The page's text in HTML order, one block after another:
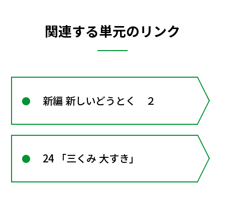
関連する単元のリンク
新編 新しいどうとく ２
24 「三くみ 大すき」